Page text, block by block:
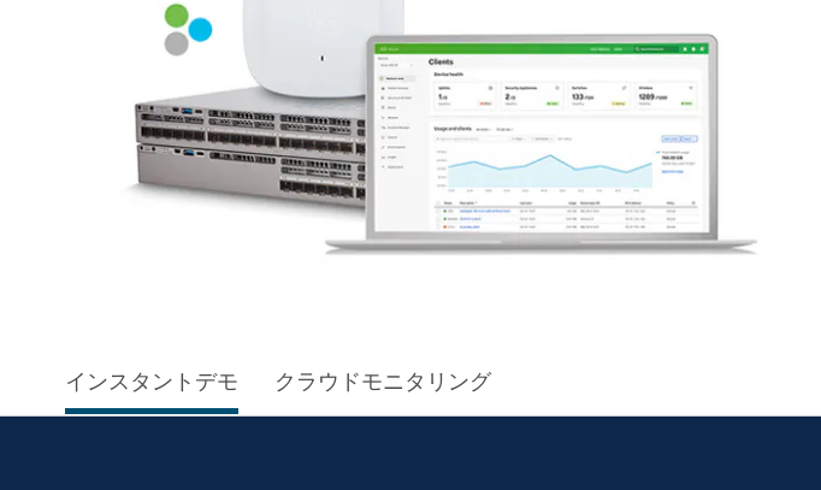
インスタントデモ クラウドモニタリング